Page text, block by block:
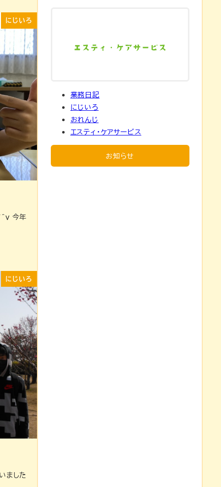
にじいろ
ｖ 今年
にじいろ
ました
業務日記
にじいろ
おれんじ
エスティ・ケアサービス
お知らせ